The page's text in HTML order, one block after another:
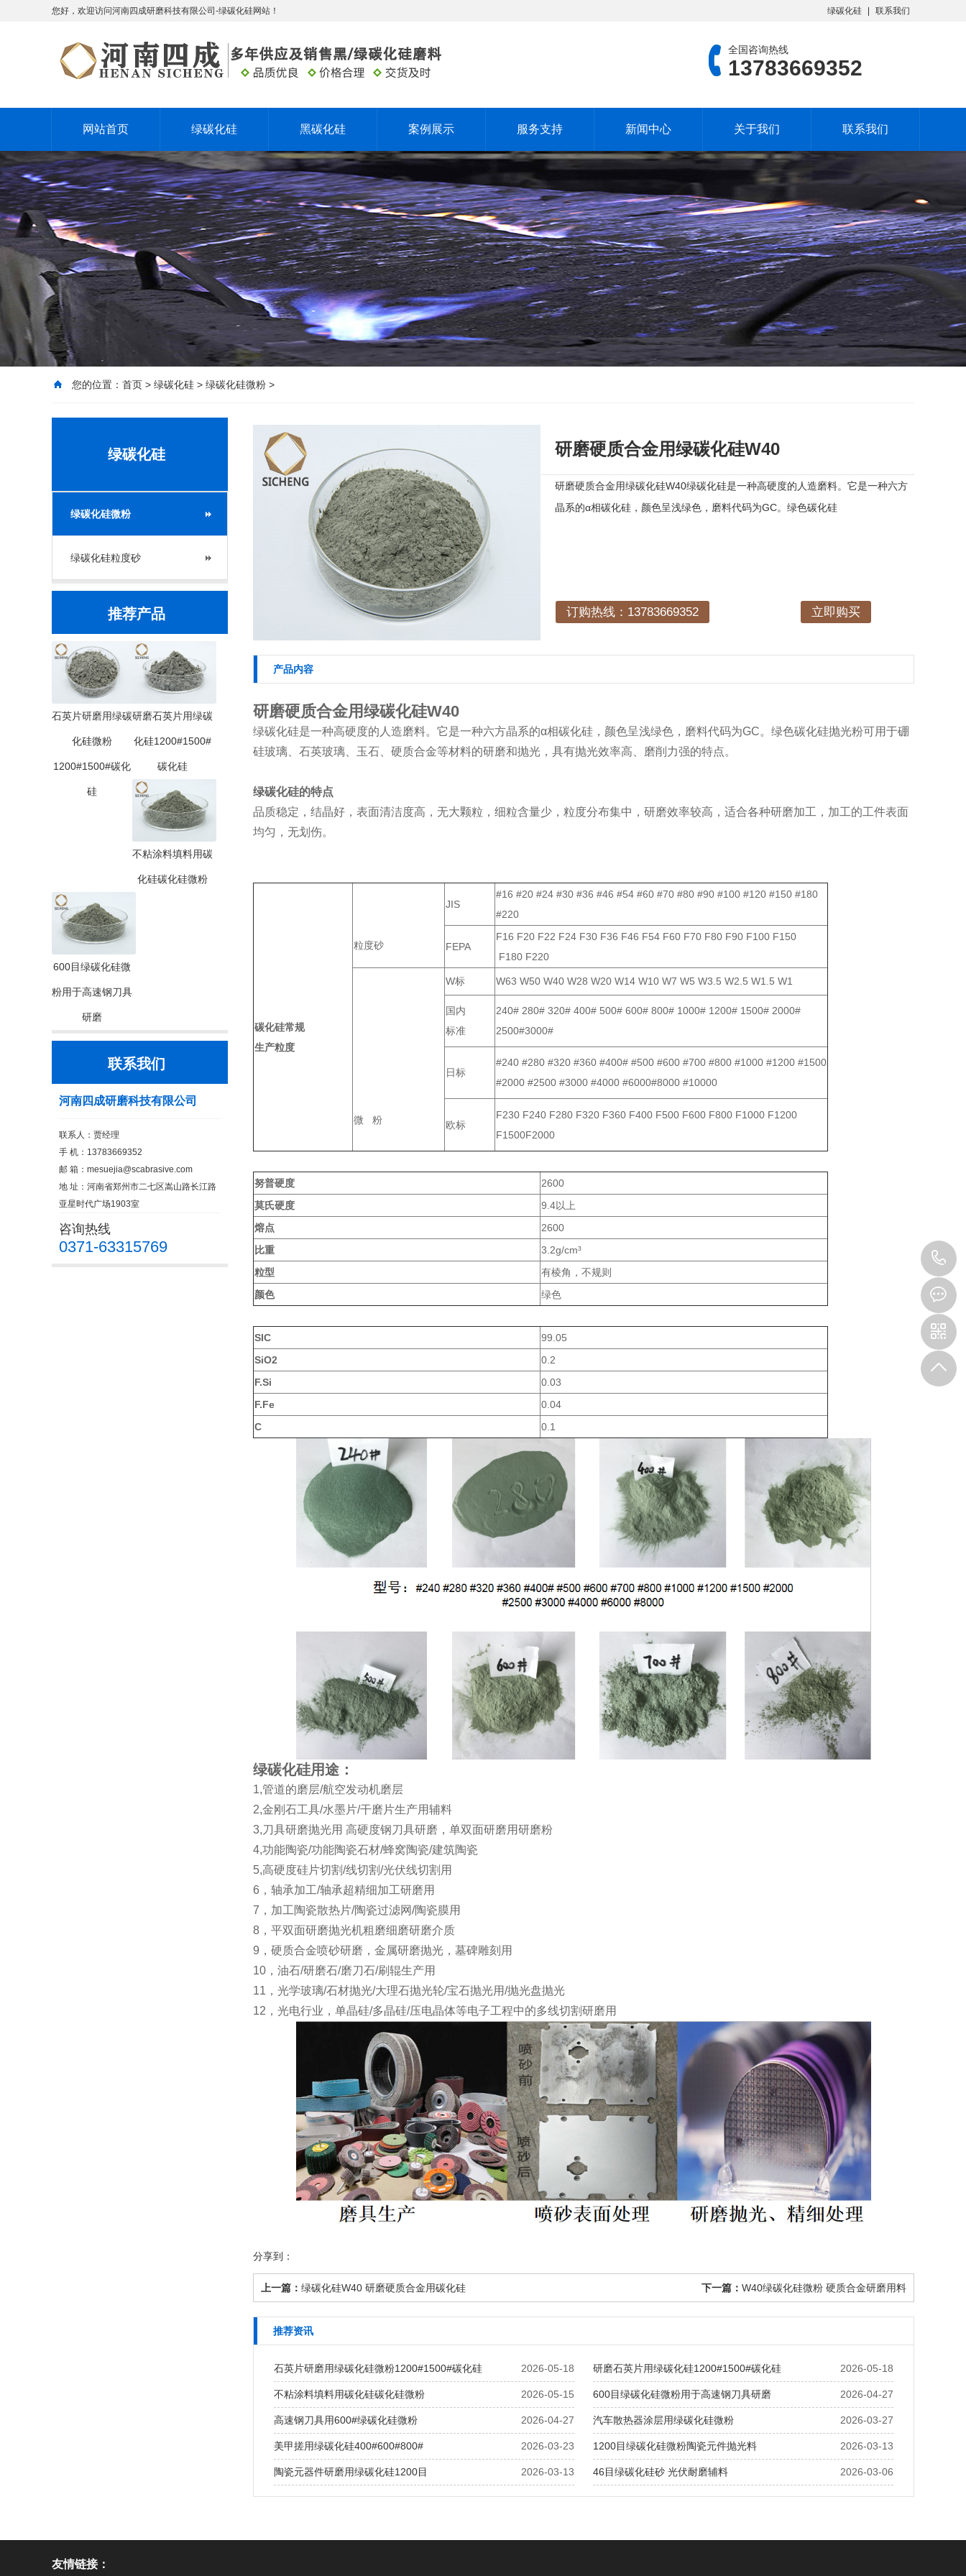
您好，欢迎访问河南四成研磨科技有限公司-绿碳化硅网站！ 绿碳化硅 联系我们
全国咨询热线
13783669352
网站首页 绿碳化硅 黑碳化硅 案例展示 服务支持 新闻中心 关于我们 联系我们
您的位置： 首页 > 绿碳化硅 > 绿碳化硅微粉 >
绿碳化硅
绿碳化硅微粉
绿碳化硅粒度砂
推荐产品
石英片研磨用绿碳
化硅微粉
1200#1500#碳化
硅
研磨石英片用绿碳
化硅1200#1500#
碳化硅
不粘涂料填料用碳
化硅碳化硅微粉
600目绿碳化硅微
粉用于高速钢刀具
研磨
联系我们
河南四成研磨科技有限公司
联系人：贾经理
手 机：13783669352
邮 箱： mesuejia@scabrasive.com
地 址：河南省郑州市二七区嵩山路长江路
亚星时代广场1903室
咨询热线
0371-63315769
研磨硬质合金用绿碳化硅W40
研磨硬质合金用绿碳化硅W40绿碳化硅是一种高硬度的人造磨料。它是一种六方
晶系的α相碳化硅，颜色呈浅绿色，磨料代码为GC。绿色碳化硅
订购热线：13783669352 立即购买
产品内容
研磨硬质合金用绿碳化硅W40
绿碳化硅是一种高硬度的人造磨料。它是一种六方晶系的α相碳化硅，颜色呈浅绿色，磨料代码为GC。绿色碳化硅抛光粉可用于硼
硅玻璃、石英玻璃、玉石、硬质合金等材料的研磨和抛光，具有抛光效率高、磨削力强的特点。
绿碳化硅的特点
品质稳定，结晶好，表面清洁度高，无大颗粒，细粒含量少，粒度分布集中，研磨效率较高，适合各种研磨加工，加工的工件表面
均匀，无划伤。
碳化硅常规
生产粒度
粒度砂
JIS
#16 #20 #24 #30 #36 #46 #54 #60 #70 #80 #90 #100 #120 #150 #180
#220
FEPA
F16 F20 F22 F24 F30 F36 F46 F54 F60 F70 F80 F90 F100 F150
F180 F220
微 粉
W标 W63 W50 W40 W28 W20 W14 W10 W7 W5 W3.5 W2.5 W1.5 W1
国内
标准
240# 280# 320# 400# 500# 600# 800# 1000# 1200# 1500# 2000#
2500#3000#
日标
#240 #280 #320 #360 #400# #500 #600 #700 #800 #1000 #1200 #1500
#2000 #2500 #3000 #4000 #6000#8000 #10000
欧标
F230 F240 F280 F320 F360 F400 F500 F600 F800 F1000 F1200
F1500F2000
努普硬度
2600
莫氏硬度
9.4以上
熔点
2600
比重
3.2g/cm³
粒型
有棱角，不规则
颜色
绿色
SIC
99.05
SiO2
0.2
F.Si
0.03
F.Fe
0.04
C
0.1
绿碳化硅用途：
1,管道的磨层/航空发动机磨层
2,金刚石工具/水墨片/干磨片生产用辅料
3,刀具研磨抛光用 高硬度钢刀具研磨，单双面研磨用研磨粉
4,功能陶瓷/功能陶瓷石材/蜂窝陶瓷/建筑陶瓷
5,高硬度硅片切割/线切割/光伏线切割用
6，轴承加工/轴承超精细加工研磨用
7，加工陶瓷散热片/陶瓷过滤网/陶瓷膜用
8，平双面研磨抛光机粗磨细磨研磨介质
9，硬质合金喷砂研磨，金属研磨抛光，墓碑雕刻用
10，油石/研磨石/磨刀石/刷辊生产用
11，光学玻璃/石材抛光/大理石抛光轮/宝石抛光用/抛光盘抛光
12，光电行业，单晶硅/多晶硅/压电晶体等电子工程中的多线切割研磨用
分享到：
上一篇： 绿碳化硅W40 研磨硬质合金用碳化硅 下一篇： W40绿碳化硅微粉 硬质合金研磨用料
推荐资讯
2026-05-18
石英片研磨用绿碳化硅微粉1200#1500#碳化硅 2026-05-18
研磨石英片用绿碳化硅1200#1500#碳化硅
2026-05-15
不粘涂料填料用碳化硅碳化硅微粉 2026-04-27
600目绿碳化硅微粉用于高速钢刀具研磨
2026-04-27
高速钢刀具用600#绿碳化硅微粉 2026-03-27
汽车散热器涂层用绿碳化硅微粉
2026-03-23
美甲搓用绿碳化硅400#600#800# 2026-03-13
1200目绿碳化硅微粉陶瓷元件抛光料
2026-03-13
陶瓷元器件研磨用绿碳化硅1200目 2026-03-06
46目绿碳化硅砂 光伏耐磨辅料
友情链接：